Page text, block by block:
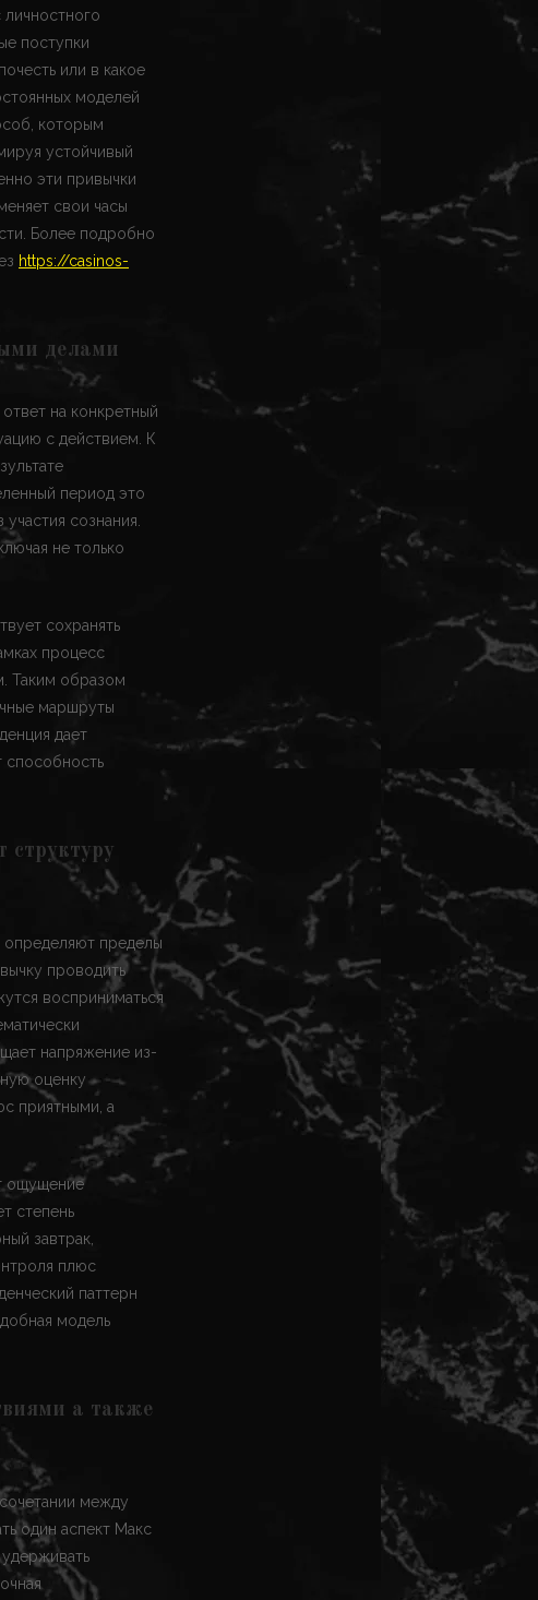
поступки
или в какое
моделей
которым
устойчивый
эти привычки
свои часы
Более подробно
https://casinos-
делами
на конкретный
с действием. К
период это
сознания.
не только
сохранять
процесс
Таким образом
маршруты
дает
способность
структуру
определяют пределы
проводить
восприниматься
напряжение из-
оценку
приятными, а
ощущение
степень
завтрак,
плюс
паттерн
модель
а также
между
один аспект Макс